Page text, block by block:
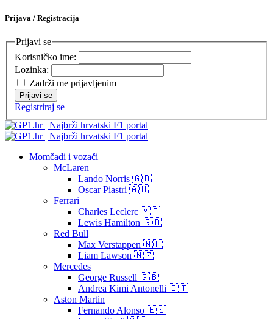
Prijava / Registracija
Prijavi se
Korisničko ime:
Lozinka:
Zadrži me prijavljenim
Prijavi se
Registriraj se
Momčadi i vozači
McLaren
Lando Norris 🇬🇧
Oscar Piastri 🇦🇺
Ferrari
Charles Leclerc 🇲🇨
Lewis Hamilton 🇬🇧
Red Bull
Max Verstappen 🇳🇱
Liam Lawson 🇳🇿
Mercedes
George Russell 🇬🇧
Andrea Kimi Antonelli 🇮🇹
Aston Martin
Fernando Alonso 🇪🇸